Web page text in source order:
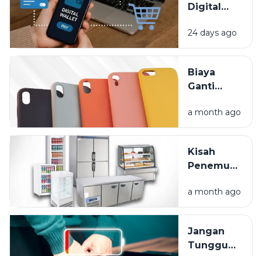
Digital
Hidup
Lebih
Tapi Kok
Saldo
Habis?
24 days ago
Biaya
Ganti
Mahal?
Lindungi
Anda
Sejak Hari
a month ago
Kisah
Penemuan
Dari Es
Balok
Frozen
Food
a month ago
Jangan
Tunggu